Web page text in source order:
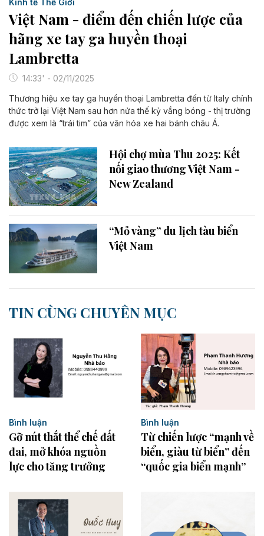
Việt Nam - điểm đến chiến lược của
hãng xe tay ga huyền thoại
Lambretta
14:33' - 02/11/2025
Thương hiệu xe tay ga huyền thoại Lambretta đến từ Italy chính
thức trở lại Việt Nam sau hơn nửa thế kỷ vắng bóng - thị trường
được xem là “trái tim” của văn hóa xe hai bánh châu Á.
Hội chợ mùa Thu 2025: Kết
nối giao thương Việt Nam -
New Zealand
“Mỏ vàng” du lịch tàu biển
Việt Nam
TIN CÙNG CHUYÊN MỤC
Bình luận
Gỡ nút thắt thể chế đất
đai, mở khóa nguồn
lực cho tăng trưởng
Bình luận
Từ chiến lược “mạnh về
biển, giàu từ biển” đến
“quốc gia biển mạnh”